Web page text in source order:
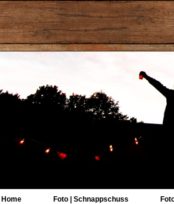
Home Foto | Schnappschuss